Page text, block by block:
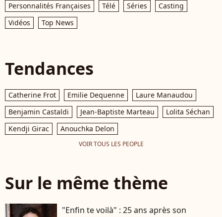
Personnalités Françaises Télé Séries
Casting
Vidéos
Top News
Tendances
Catherine Frot Emilie Dequenne
Laure Manaudou
Benjamin Castaldi
Jean-Baptiste Marteau
Lolita Séchan
Kendji Girac
Anouchka Delon
VOIR TOUS LES PEOPLE
Sur le même thème
"Enfin te voilà" : 25 ans après son